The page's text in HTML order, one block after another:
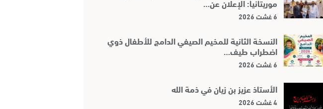
6 غشت 2026
النسخة الثانية للمخيم الصيفي الدامج للأطفال ذوي
اضطراب طيف…
6 غشت 2026
الأستاذ عزيز بن زيان في ذمة الله
4 غشت 2026